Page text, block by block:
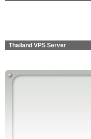
Thailand VPS Server